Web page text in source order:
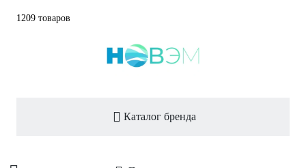
1209 товаров
Каталог бренда